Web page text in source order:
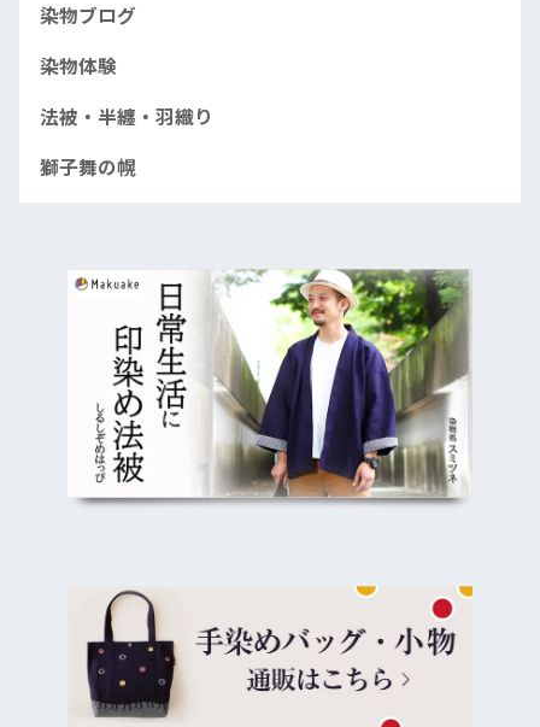
染物ブログ
染物体験
法被・半纏・羽織り
獅子舞の幌